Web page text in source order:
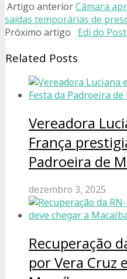
Artigo anteriorCâmara
saídas temporárias de
Próximo artigo
Edi do
Related Posts
Vereadora
França
Padroeira de
dezembro 3, 2025
Recuperação
por Vera Cruz